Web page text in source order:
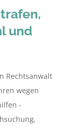
und
Rechtsanwalt
wegen
-